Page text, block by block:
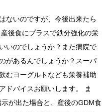
ないのですが、今後出来たら
後食にプラスで鉄分強化の栄
いのでしょうか？また病院で
があるんでしょうか？スーパ
むヨーグルトなども栄養補助
ドバイスお願いします。 ま
が出た場合と、産後のGDM食